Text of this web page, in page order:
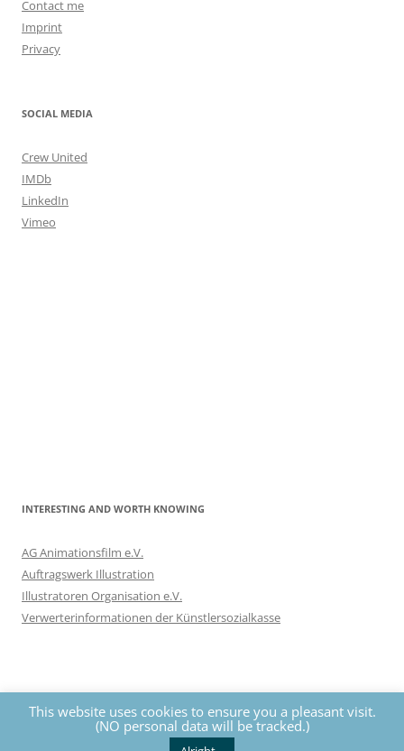
Contact me
Imprint
Privacy
SOCIAL MEDIA
Crew United
IMDb
LinkedIn
Vimeo
INTERESTING AND WORTH KNOWING
AG Animationsfilm e.V.
Auftragswerk Illustration
Illustratoren Organisation e.V.
Verwerterinformationen der Künstlersozialkasse
The contents of this website are protected by copyrights. All
rights reserved by Nils Eckhardt unless otherwise noted.
This website uses cookies to ensure you a pleasant visit.
(NO personal data will be tracked.)